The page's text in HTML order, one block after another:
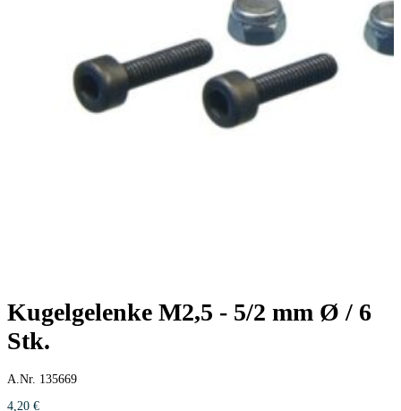
Kugelgelenke M2,5 - 5/2 mm Ø / 6
Stk.
A.Nr. 135669
4,20 €